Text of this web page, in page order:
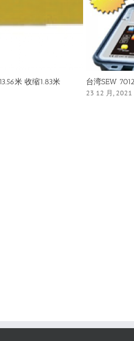
米 收缩1.83米
台湾SEW
23 12 月, 2021